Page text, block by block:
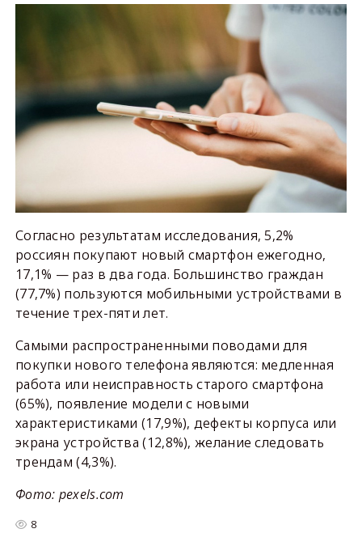
Согласно результатам исследования, 5,2%
россиян покупают новый смартфон ежегодно,
17,1% — раз в два года. Большинство граждан
(77,7%) пользуются мобильными устройствами в
течение трех-пяти лет.
Самыми распространенными поводами для
покупки нового телефона являются: медленная
работа или неисправность старого смартфона
(65%), появление модели с новыми
характеристиками (17,9%), дефекты корпуса или
экрана устройства (12,8%), желание следовать
трендам (4,3%).
Фото: pexels.com
8